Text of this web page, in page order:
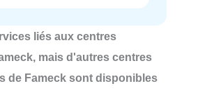
liés aux centres
mais d'autres centres
de Fameck sont disponibles